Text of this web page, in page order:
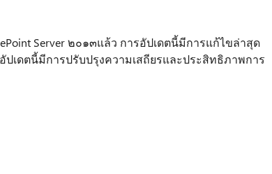
Server ๒๐๑๓แล้ว การอัปเดตนี้มีการแก้ไขล่าสุด
เดตนี้มีการปรับปรุงความเสถียรและประสิทธิภาพการ